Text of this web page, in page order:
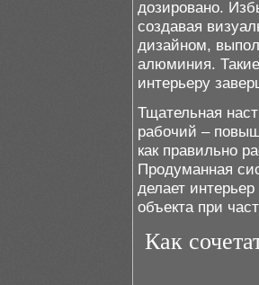
дозировано.
создавая
дизайном,
алюминия.
интерьеру
Тщательная
рабочий –
как правильно
Продуманная
делает
объекта при
Как